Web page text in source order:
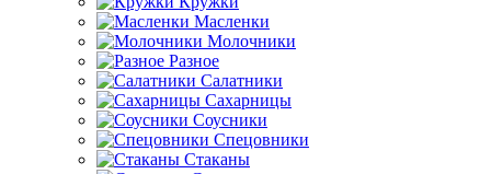
Масленки
Молочники
Разное
Салатники
Сахарницы
Соусники
Спецовники
Стаканы